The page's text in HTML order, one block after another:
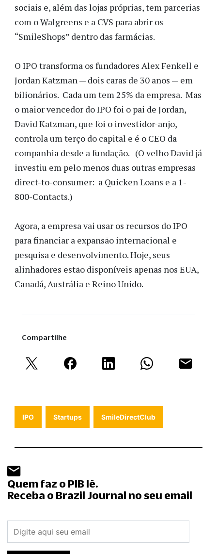
sociais e, além das lojas próprias, tem parcerias
com o Walgreens e a CVS para abrir os
“SmileShops” dentro das farmácias.
O IPO transforma os fundadores Alex Fenkell e
Jordan Katzman — dois caras de 30 anos — em
bilionários. Cada um tem 25% da empresa. Mas
o maior vencedor do IPO foi o pai de Jordan,
David Katzman, que foi o investidor-anjo,
controla um terço do capital e é o CEO da
companhia desde a fundação. (O velho David já
investiu em pelo menos duas outras empresas
direct-to-consumer: a Quicken Loans e a 1-
800-Contacts.)
Agora, a empresa vai usar os recursos do IPO
para financiar a expansão internacional e
pesquisa e desenvolvimento. Hoje, seus
alinhadores estão disponíveis apenas nos EUA,
Canadá, Austrália e Reino Unido.
Compartilhe
IPO Startups SmileDirectClub
Quem faz o PIB lê.
Receba o Brazil Journal no seu email